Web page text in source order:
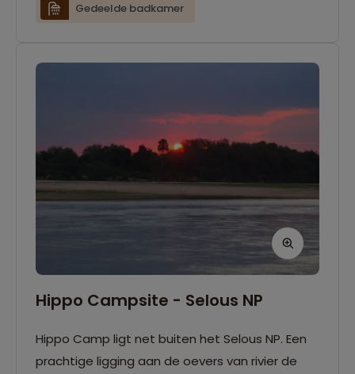
Gedeelde badkamer
Hippo Campsite - Selous NP
Hippo Camp ligt net buiten het Selous NP. Een
prachtige ligging aan de oevers van rivier de